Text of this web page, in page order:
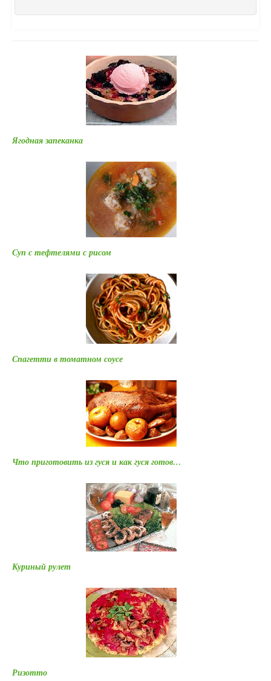
Ягодная запеканка
Суп с тефтелями с рисом
Спагетти в томатном соусе
Что приготовить из гуся и как гуся готов…
Куриный рулет
Ризотто